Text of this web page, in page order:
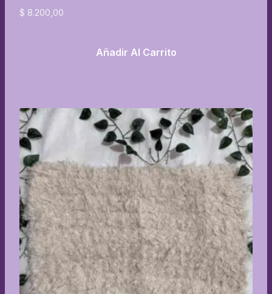
$ 8.200,00
Añadir Al Carrito